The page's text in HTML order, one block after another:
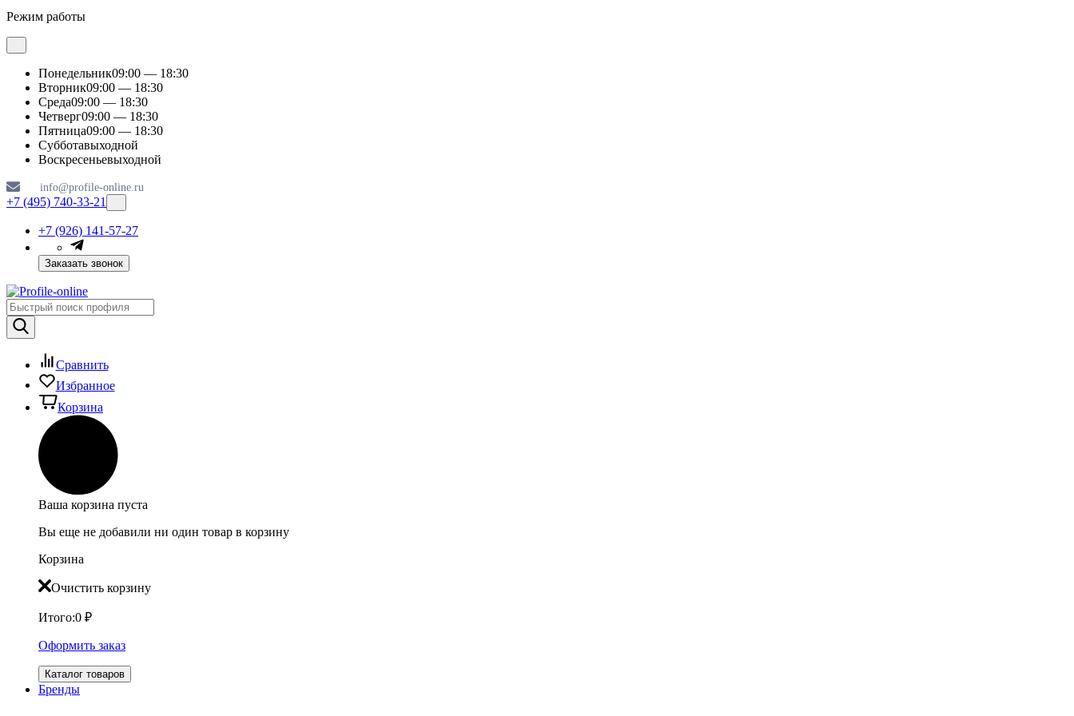
Режим работы
Понедельник09:00 — 18:30
Вторник09:00 — 18:30
Среда09:00 — 18:30
Четверг09:00 — 18:30
Пятница09:00 — 18:30
Субботавыходной
Воскресеньевыходной
info@profile-online.ru
+7 (495) 740-33-21
+7 (926) 141-57-27
Заказать звонок
Сравнить
Избранное
Корзина
Ваша корзина пуста
Вы еще не добавили ни один товар в корзину
Корзина
Очистить корзину
Итого:0 ₽
Оформить заказ
Каталог товаров
Бренды